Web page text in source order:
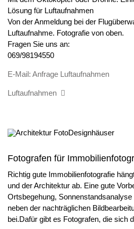
Lösung für Luftaufnahmen
Von der Anmeldung bei der
Luftaufnahme. Fotografie von oben.
Fragen Sie uns an:
069/98194550
E-Mail: Anfrage Luftaufnahmen
Luftaufnahmen
Fotografen für
Richtig gute Immobilienfotografie
und der Architektur ab. Eine gute
Ortsbegehung,
neben der nachträglichen
bei.Dafür gibt es Fotografen, die sich